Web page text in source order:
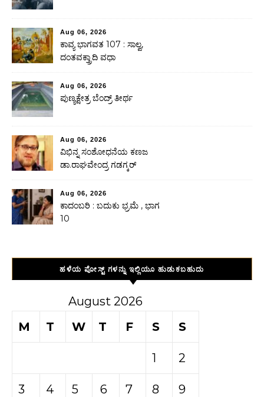
Aug 06, 2026
ಕಾವ್ಯ ಭಾಗವತ 107 : ಸಾಲ್ವ,
ದಂತವಕ್ತ್ರಾದಿ ವಧಾ
Aug 06, 2026
ಪುಣ್ಯಕ್ಷೇತ್ರ ಬೆಂದ್ರ್ ತೀರ್ಥ
Aug 06, 2026
ವಿಭಿನ್ನ ಸಂಶೋಧನೆಯ ಕಣಜ
ಡಾ.ರಾಘವೇಂದ್ರ ಗಡಗ್ಕರ್
Aug 06, 2026
ಕಾದಂಬರಿ : ಬದುಕು ಭ್ರಮೆ , ಭಾಗ
10
ಹಳೆಯ ಪೋಸ್ಟ್ ಗಳನ್ನು ಇಲ್ಲಿಯೂ ಹುಡುಕಬಹುದು
August 2026
M
T W T F S S
1 2
3 4 5 6 7 8 9